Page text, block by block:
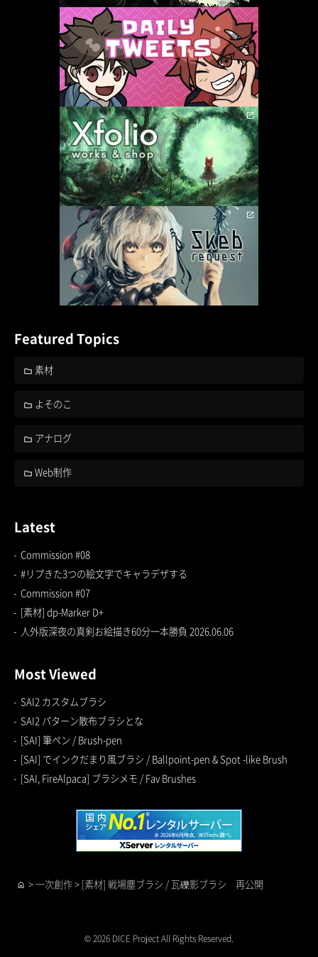
Featured Topics
素材
よそのこ
アナログ
Web制作
Latest
Commission #08
#リプきた3つの絵文字でキャラデザする
Commission #07
[素材] dp-Marker D+
人外版深夜の真剣お絵描き60分一本勝負 2026.06.06
Most Viewed
SAI2 カスタムブラシ
SAI2 パターン散布ブラシとな
[SAI] 筆ペン / Brush-pen
[SAI] でインクだまり風ブラシ / Ballpoint-pen & Spot -like Brush
[SAI, FireAlpaca] ブラシメモ / Fav Brushes
home >一次創作> [素材] 戦場塵ブラシ / 瓦礫影ブラシ 再公開
© 2026 DICE Project All Rights Reserved.